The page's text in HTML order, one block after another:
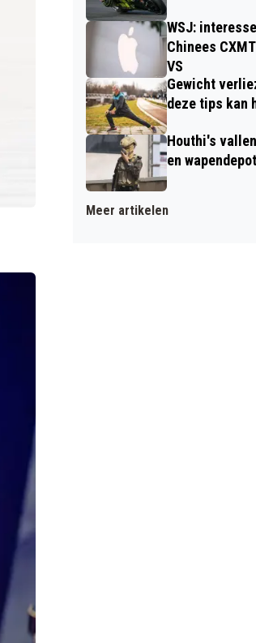
WSJ:
Chinees
VS
Gewicht
deze tips kan
Houthi's
en
Meer artikelen